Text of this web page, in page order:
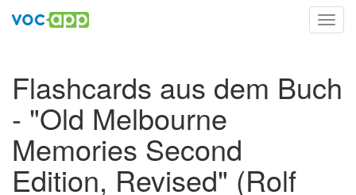
Flashcards aus dem Buch
- "Old Melbourne
Memories Second
Edition, Revised" (Rolf